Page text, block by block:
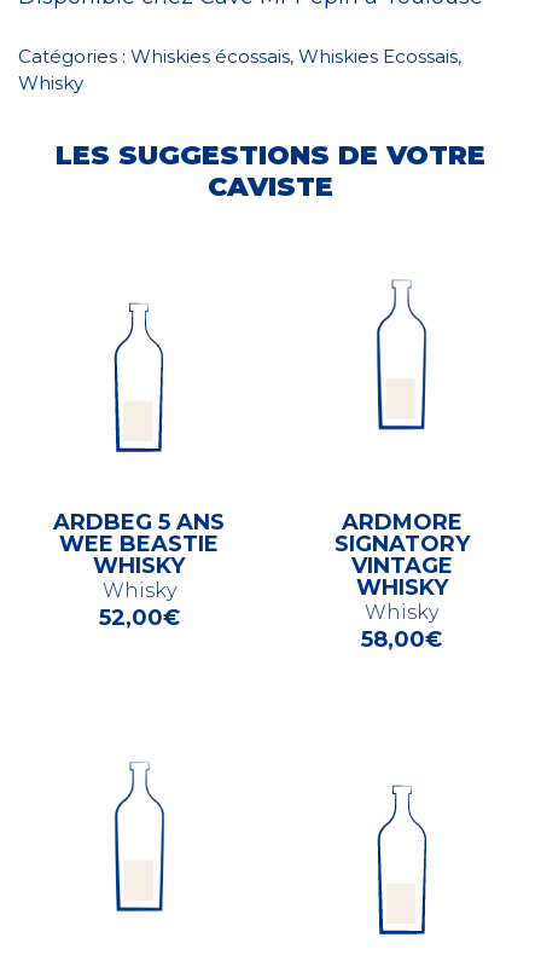
Catégories : Whiskies écossais, Whiskies Ecossais,
Whisky
LES SUGGESTIONS DE VOTRE
CAVISTE
ARDBEG 5 ANS
WEE BEASTIE
WHISKY
Whisky
52,00€
ARDMORE
SIGNATORY
VINTAGE
WHISKY
Whisky
58,00€